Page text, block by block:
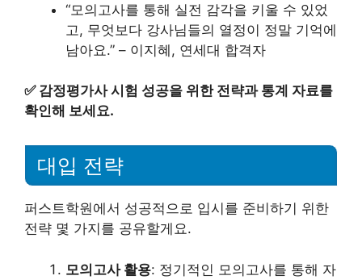
“모의고사를 통해 실전 감각을 키울 수 있었
고, 무엇보다 강사님들의 열정이 정말 기억에
남아요.” – 이지혜, 연세대 합격자
✅ 감정평가사 시험 성공을 위한 전략과 통계 자료를
확인해 보세요.
대입 전략
퍼스트학원에서 성공적으로 입시를 준비하기 위한
전략 몇 가지를 공유할게요.
모의고사 활용: 정기적인 모의고사를 통해 자